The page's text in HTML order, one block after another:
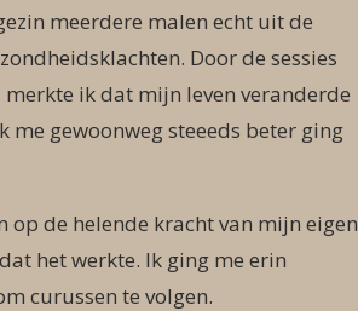
meerdere malen echt uit de
Door de sessies
ik dat mijn leven veranderde
me gewoonweg steeeds beter ging
op de helende kracht van mijn eigen
het werkte. Ik ging me erin
curussen te volgen.